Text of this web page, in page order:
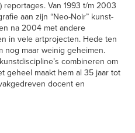
Van 1993 t/m 2003
aan zijn “Neo-Noir” kunst-
na 2004 met andere
in vele artprojecten. Hede ten
nog maar weinig geheimen.
combineren om
geheel maakt hem al 35 jaar tot
docent en